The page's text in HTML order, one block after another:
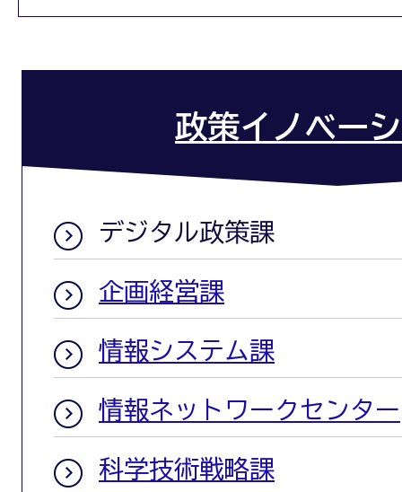
政策イノベー
デジタル政策課
企画経営課
情報システム課
情報ネットワークセンター
科学技術戦略課